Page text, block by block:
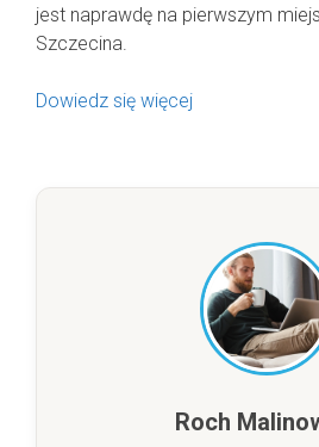
jest naprawdę na pierwszym
Szczecina.
Dowiedz się więcej
Roch